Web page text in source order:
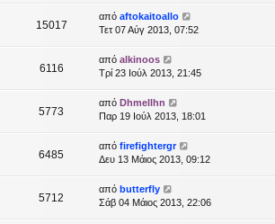
15017
από aftokaitoallo
Τετ 07 Αύγ 2013, 07:52
6116
από alkinoos
Τρί 23 Ιούλ 2013, 21:45
5773
από Dhmellhn
Παρ 19 Ιούλ 2013, 18:01
6485
από firefightergr
Δευ 13 Μάιος 2013, 09:12
5712
από butterfly
Σάβ 04 Μάιος 2013, 22:06